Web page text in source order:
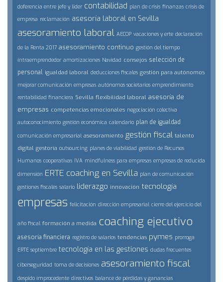
doferencia entre jefe y lider contabilidad plan de crisis finanzas crisis de
empresa reclamación asesoría laboral en Sevilla
asesoramiento laboral AECOP vacaciones y erte declaración
de la Renta 2017 asesoramiento continuo gestión del tiempo
intraemprendedor amortizaciones Navidad consejos selección de
personal igualdad laboral deducciones fiscales gestión para autónomos
mejorar comunicación empresas autónomos societarios emprendimiento
rentabilidad financiera Sevilla flexibilidad laboral asesoría de
empresas competencias emocionales negociación colectiva
autoconocimiento gestión económica calendario plan de igualdad
comunicación empresarial asesoramiento gestión fiscal talento
digital gestoría outsourcing planes de viabilidad gestión de Recursos
Humanos cooperativas IVA mindfulness para empresas empresas de reducida
dimensión ERTE coaching en Sevilla plan de comunicación
gestiones fiscales salario liderazgo innovación tecnología
empresas felicitación dirección empresarial cierre del ejercicio del
año fiscal formación a medida coaching ejecutivo
asesoría financiera registro de salarios tendencias pymes prorroga
ERTE septiembre tecnología en las gestiones dudas frecuentes
ciberseguridad toma de decisiones asesoramiento fiscal
despido improcedente directivos balance de pérdidas y ganancias